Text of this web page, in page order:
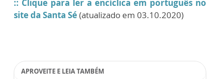
:: Clique para ler a encíclica em português no
site da Santa Sé(atualizado em 03.10.2020)
APROVEITE E LEIA TAMBÉM